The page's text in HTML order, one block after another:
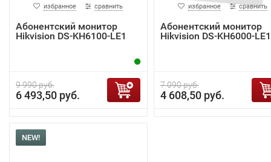
избранное сравнить
Абонентский монитор
Hikvision DS-KH6100-LE1
9 990 руб.
6 493,50 руб.
избранное сравнить
Абонентский монитор
Hikvision DS-KH6000-LE1
7 090 руб.
4 608,50 руб.
NEW!